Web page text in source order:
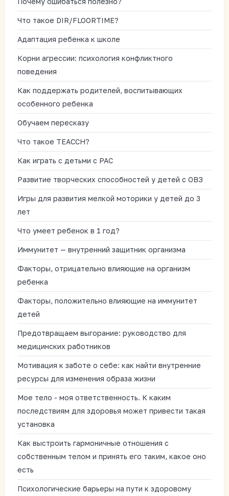
Что такое DIR/FLOORTIME?
Адаптация ребенка к школе
Корни агрессии: психология конфликтного
поведения
Как поддержать родителей, воспитывающих
особенного ребенка
Обучаем пересказу
Что такое TEACCH?
Как играть с детьми с РАС
Развитие творческих способностей у детей с ОВЗ
Игры для развития мелкой моторики у детей до 3
лет
Что умеет ребенок в 1 год?
Иммунитет — внутренний защитник организма
Факторы, отрицательно влияющие на организм
ребенка
Факторы, положительно влияющие на иммунитет
детей
Предотвращаем выгорание: руководство для
медицинских работников
Мотивация к заботе о себе: как найти внутренние
ресурсы для изменения образа жизни
Мое тело - моя ответственность. К каким
последствиям для здоровья может привести такая
установка
Как выстроить гармоничные отношения с
собственным телом и принять его таким, какое оно
есть
Психологические барьеры на пути к здоровому